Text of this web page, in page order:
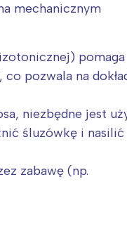
mechanicznym
pomaga
pozwala na
niezbędne jest
śluzówkę i nasilić
zabawę (np.